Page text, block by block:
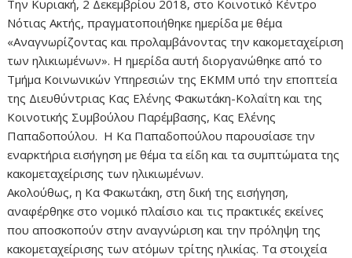
Την Κυριακή, 2 Δεκεμβρίου 2018, στο Κοινοτικό Κέντρο
Νότιας Ακτής, πραγματοποιήθηκε ημερίδα με θέμα
«Αναγνωρίζοντας και προλαμβάνοντας την κακομεταχείριση
των ηλικιωμένων». Η ημερίδα αυτή διοργανώθηκε από το
Τμήμα Κοινωνικών Υπηρεσιών της ΕΚΜΜ υπό την εποπτεία
της Διευθύντριας Κας Ελένης Φακωτάκη-Κολαΐτη και της
Κοινοτικής Συμβούλου Παρέμβασης, Κας Ελένης
Παπαδοπούλου. Η Κα Παπαδοπούλου παρουσίασε την
εναρκτήρια εισήγηση με θέμα τα είδη και τα συμπτώματα της
κακομεταχείρισης των ηλικιωμένων.
Ακολούθως, η Κα Φακωτάκη, στη δική της εισήγηση,
αναφέρθηκε στο νομικό πλαίσιο και τις πρακτικές εκείνες
που αποσκοπούν στην αναγνώριση και την πρόληψη της
κακομεταχείρισης των ατόμων τρίτης ηλικίας. Τα στοιχεία